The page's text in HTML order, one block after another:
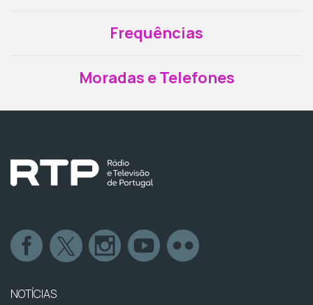
Frequências
Moradas e Telefones
NOTÍCIAS